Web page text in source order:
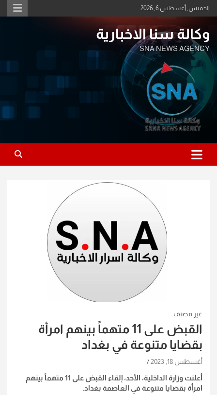
Skip
to
الخميس, أغسطس 6, 2026
وكالة سنا الاخبارية
SNA NEWS AGENCY
غير مصنف
القبض على 11 متهماً بينهم امرأة
بقضايا متنوعة في بغداد
أغسطس 18, 2023
أعلنت وزارة الداخلية، الأحد، إلقاء القبض على 11 متهماً بينهم
امرأة بقضايا متنوعة في العاصمة بغداد.